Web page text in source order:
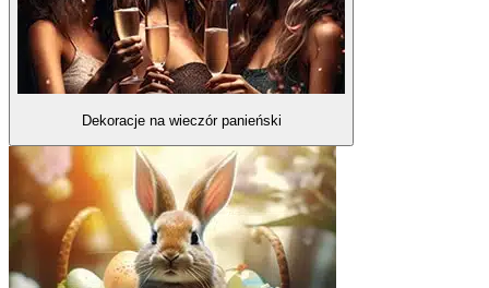
Dekoracje na wieczór panieński